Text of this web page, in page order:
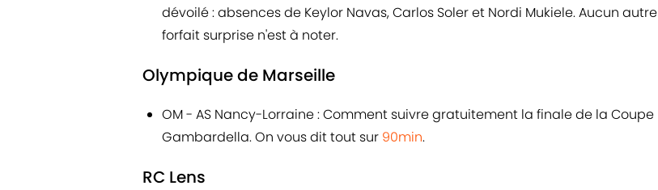
dévoilé : absences de Keylor Navas, Carlos Soler et Nordi Mukiele. Aucun autre
forfait surprise n'est à noter.
Olympique de Marseille
OM - AS Nancy-Lorraine : Comment suivre gratuitement la finale de la Coupe
Gambardella. On vous dit tout sur 90min.
RC Lens